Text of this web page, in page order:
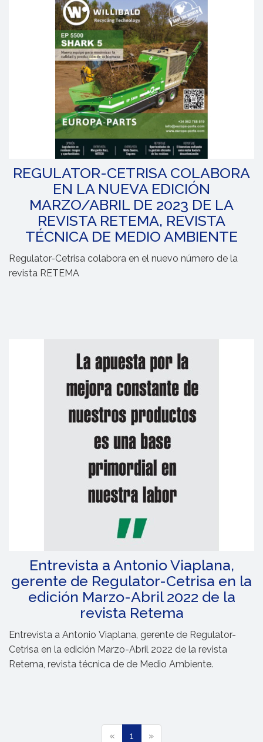
REGULATOR-CETRISA COLABORA
EN LA NUEVA EDICIÓN
MARZO/ABRIL DE 2023 DE LA
REVISTA RETEMA, REVISTA
TÉCNICA DE MEDIO AMBIENTE
Regulator-Cetrisa colabora en el nuevo número de la
revista RETEMA
Entrevista a Antonio Viaplana,
gerente de Regulator-Cetrisa en la
edición Marzo-Abril 2022 de la
revista Retema
Entrevista a Antonio Viaplana, gerente de Regulator-
Cetrisa en la edición Marzo-Abril 2022 de la revista
Retema, revista técnica de de Medio Ambiente.
« 1 »